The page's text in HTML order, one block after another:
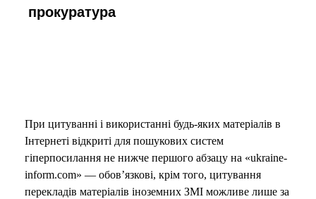
прокуратура
При цитуванні і використанні будь-яких матеріалів в
Інтернеті відкриті для пошукових систем
гіперпосилання не нижче першого абзацу на «ukraine-
inform.com» — обов’язкові, крім того, цитування
перекладів матеріалів іноземних ЗМІ можливе лише за